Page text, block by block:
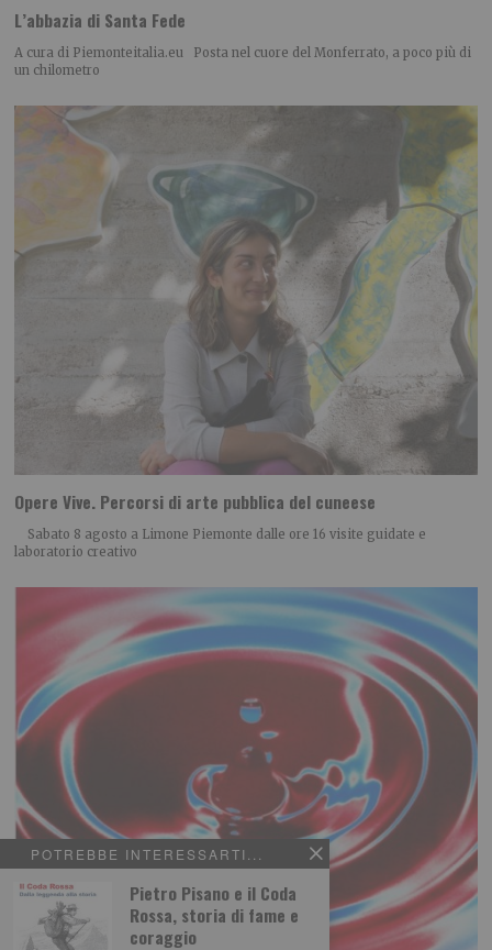
POTREBBE INTERESSARTI...
Pietro Pisano e il Coda
Rossa, storia di fame e
coraggio
L’abbazia di Santa Fede
A cura di Piemonteitalia.eu Posta nel cuore del Monferrato, a poco più di
un chilometro
Opere Vive. Percorsi di arte pubblica del cuneese
Sabato 8 agosto a Limone Piemonte dalle ore 16 visite guidate e
laboratorio creativo